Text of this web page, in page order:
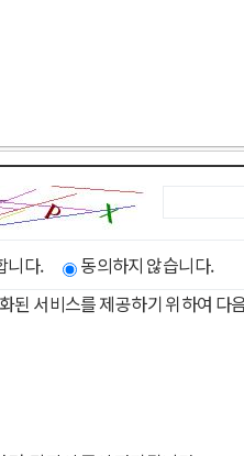
니다.
동의하지 않습니다.
된 서비스를 제공하기 위하여